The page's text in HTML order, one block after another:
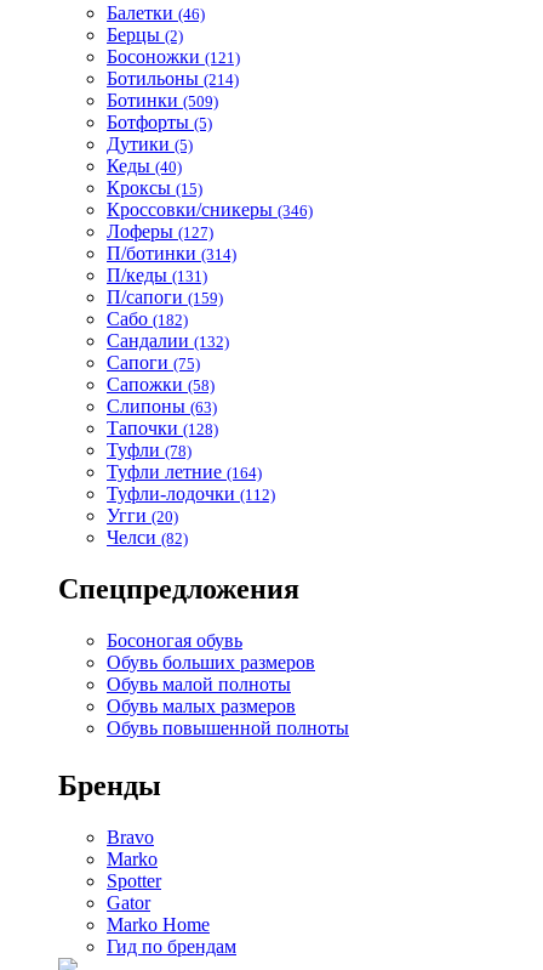
Балетки (46)
Берцы (2)
Босоножки (121)
Ботильоны (214)
Ботинки (509)
Ботфорты (5)
Дутики (5)
Кеды (40)
Кроксы (15)
Кроссовки/сникеры (346)
Лоферы (127)
П/ботинки (314)
П/кеды (131)
П/сапоги (159)
Сабо (182)
Сандалии (132)
Сапоги (75)
Сапожки (58)
Слипоны (63)
Тапочки (128)
Туфли (78)
Туфли летние (164)
Туфли-лодочки (112)
Угги (20)
Челси (82)
Спецпредложения
Босоногая обувь
Обувь больших размеров
Обувь малой полноты
Обувь малых размеров
Обувь повышенной полноты
Бренды
Bravo
Marko
Spotter
Gator
Marko Home
Гид по брендам